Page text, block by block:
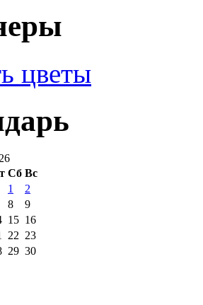
цветы
Сб Вс
1
2
8
9
15 16
22 23
29 30